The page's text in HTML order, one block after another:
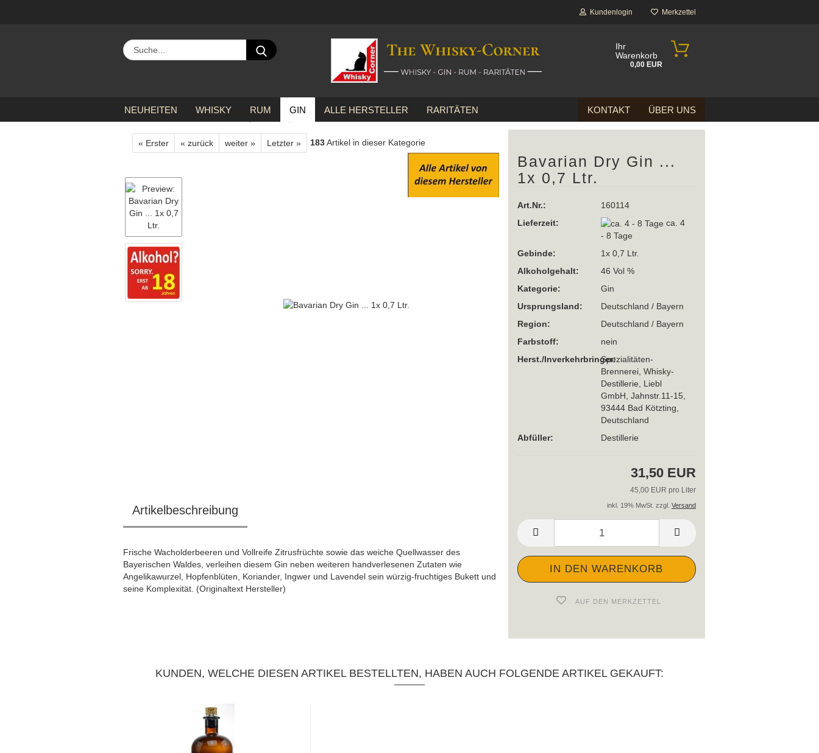
Kundenlogin
Passwort
Konto erstellen
Passwort vergessen?
Merkzettel
Suche...
Ihr
Warenkorb
0,00 EUR
NEUHEITEN WHISKY RUM GIN ALLE HERSTELLER RARITÄTEN KONTAKT ÜBER UNS
« Erster « zurück weiter » Letzter » 183Artikel in dieser Kategorie
Bavarian Dry Gin ...
1x 0,7 Ltr.
Art.Nr.:
160114
Lieferzeit:
ca. 4
- 8 Tage
Gebinde:
1x 0,7 Ltr.
Alkoholgehalt:
46 Vol %
Kategorie:
Gin
Ursprungsland:
Deutschland / Bayern
Region:
Deutschland / Bayern
Farbstoff:
nein
Herst./Inverkehrbringer:Spezialitäten-
Brennerei, Whisky-
Destillerie, Liebl
GmbH, Jahnstr.11-15,
93444 Bad Kötzting,
Deutschland
Abfüller:
Destillerie
31,50 EUR
45,00 EUR pro Liter
inkl. 19% MwSt. zzgl. Versand
AUF DEN MERKZETTEL
Artikelbeschreibung
Frische Wacholderbeeren und Vollreife Zitrusfrüchte sowie das weiche Quellwasser des
Bayerischen Waldes, verleihen diesem Gin neben weiteren handverlesenen Zutaten wie
Angelikawurzel, Hopfenblüten, Koriander, Ingwer und Lavendel sein würzig-fruchtiges Bukett und
seine Komplexität. (Originaltext Hersteller)
KUNDEN, WELCHE DIESEN ARTIKEL BESTELLTEN, HABEN AUCH FOLGENDE ARTIKEL GEKAUFT: